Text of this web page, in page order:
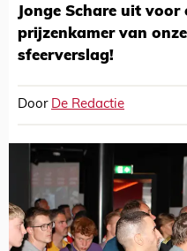
Jonge Schare uit
prijzenkamer van
sfeerverslag!
Door De Redactie